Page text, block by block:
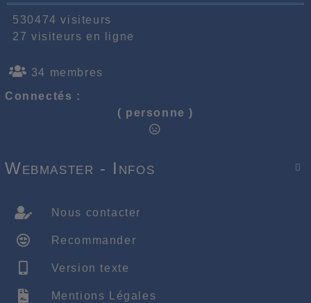
530474 visiteurs
27 visiteurs en ligne
34 membres
Connectés :
( personne )

Webmaster - Infos
Nous contacter
Recommander
Version texte
Mentions Légales